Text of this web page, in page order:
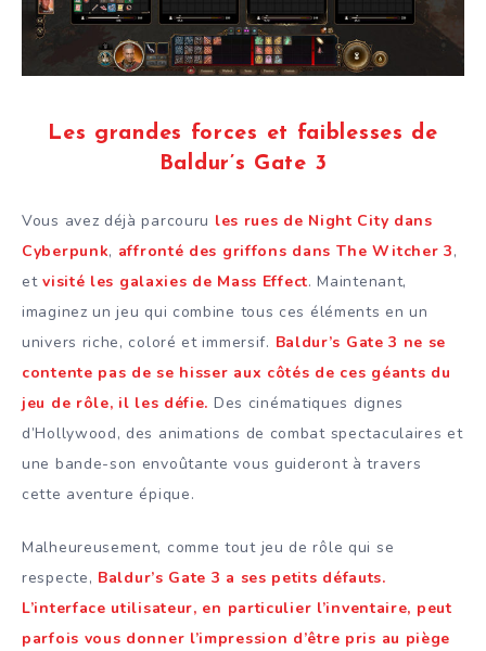
Les grandes forces et faiblesses de
Baldur’s Gate 3
Vous avez déjà parcouru les rues de Night City dans
Cyberpunk, affronté des griffons dans The Witcher 3,
etvisité les galaxies de Mass Effect. Maintenant,
imaginez un jeu qui combine tous ces éléments en un
univers riche, coloré et immersif. Baldur’s Gate 3 ne se
contente pas de se hisser aux côtés de ces géants du
jeu de rôle, il les défie. Des cinématiques dignes
d’Hollywood, des animations de combat spectaculaires et
une bande-son envoûtante vous guideront à travers
cette aventure épique.
Malheureusement, comme tout jeu de rôle qui se
respecte, Baldur’s Gate 3 a ses petits défauts.
L’interface utilisateur, en particulier l’inventaire, peut
parfois vous donner l’impression d’être pris au piège